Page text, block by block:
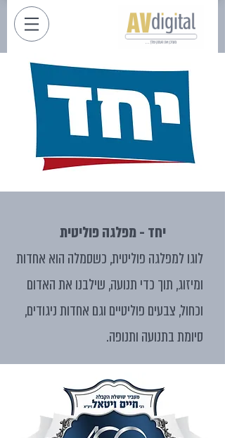
יחד - מפלגה פוליטית
לוגו למפלגה פוליטית, כשסמלה הוא אחדות
ומיזוג, תוך כדי תנועה, שילבנו את האדום
וכחול, צבעים פוליטיים וגם אחדות ניגודים,
סיומת בתנועה ותנופה.